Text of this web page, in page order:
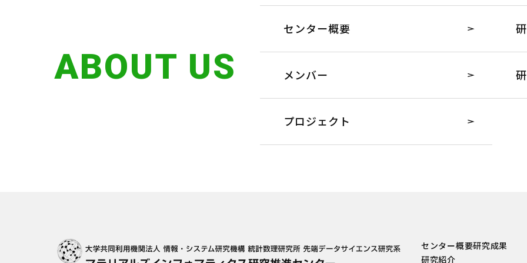
ABOUT US
センター概要
メンバー
プロジェクト
センター概要
研究紹介
研究成果